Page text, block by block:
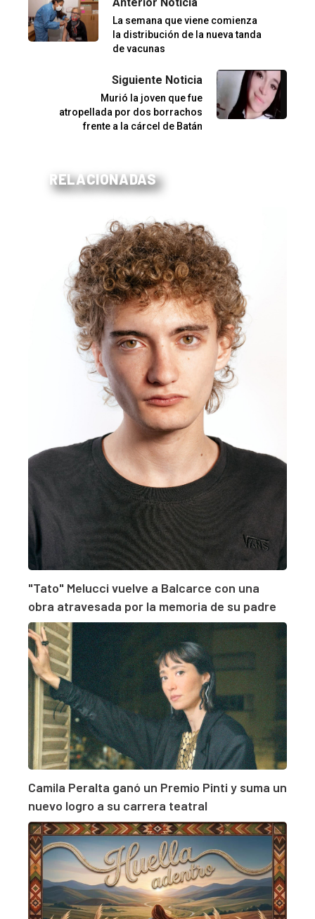
Anterior Noticia
La semana que viene comienza
la distribución de la nueva tanda
de vacunas
Siguiente Noticia
Murió la joven que fue
atropellada por dos borrachos
frente a la cárcel de Batán
RELACIONADAS
"Tato" Melucci vuelve a Balcarce con una
obra atravesada por la memoria de su padre
Camila Peralta ganó un Premio Pinti y suma un
nuevo logro a su carrera teatral